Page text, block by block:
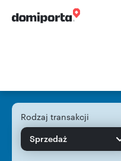
Rodzaj transakcji
Sprzedaż